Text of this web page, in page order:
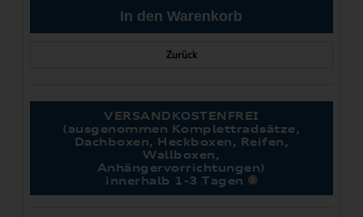
Zurück
VERSANDKOSTENFREI
(ausgenommen Komplettradsätze,
Dachboxen, Heckboxen, Reifen,
Wallboxen,
Anhängervorrichtungen)
innerhalb 1-3 Tagen